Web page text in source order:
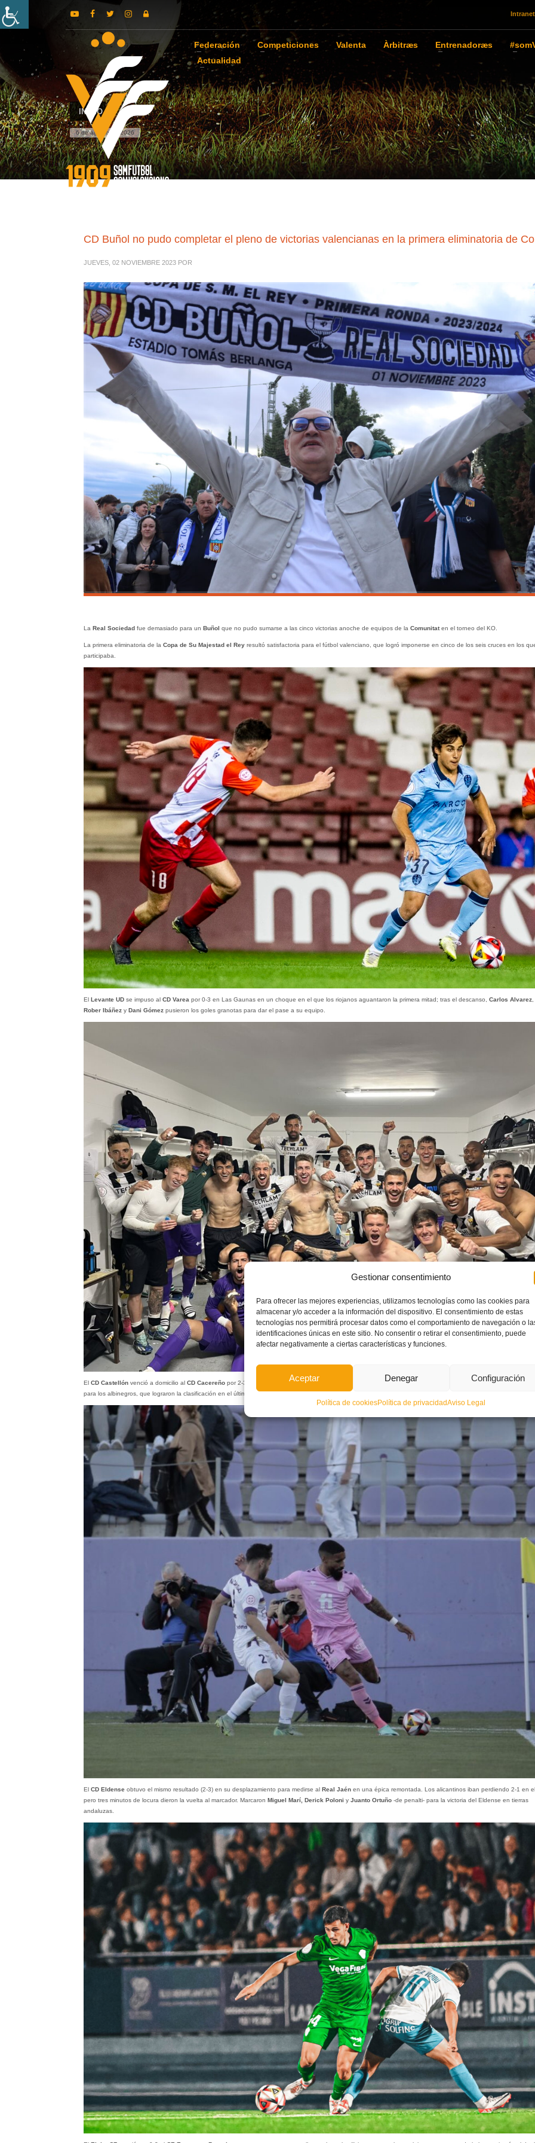
Gestionar consentimiento
Para ofrecer las mejores experiencias, utilizamos tecnologías como las cookies para
almacenar y/o acceder a la información del dispositivo. El consentimiento de estas
tecnologías nos permitirá procesar datos como el comportamiento de navegación o
identificaciones únicas en este sitio. No consentir o retirar el consentimiento, puede
afectar negativamente a ciertas características y funciones.
Aceptar Denegar Configuración
Política de cookiesPolítica de privacidadAviso Legal
Intranet
Federación Competiciones Valenta Àrbitræs Entrenadoræs
Actualidad
INICIO
6 de agosto de 2026
CD Buñol no pudo completar el pleno de victorias valencianas en la primera eliminatoria de
JUEVES, 02 NOVIEMBRE 2023 POR
La Real Sociedadfue demasiado para un Buñol que no pudo sumarse a las cinco victorias anoche de equipos de la Comunitaten el torneo del KO.
La primera eliminatoria de la Copa de Su Majestad el Reyresultó satisfactoria para el fútbol valenciano, que logró imponerse en cinco de los seis cruces en los
participaba.
El Levante UDse impuso al CD Vareapor 0-3 en Las Gaunas en un choque en el que los riojanos aguantaron la primera mitad; tras el descanso, Carlos Alvarez,
Rober Ibáñezy Dani Gómezpusieron los goles granotas para dar el pase a su equipo.
El CD Castellónvenció a domicilio al CD Cacereñopor 2-3 en un choque muy disputado que se tuvo que decidir en la prórroga. TraoréyGrønning
para los albinegros, que lograron la clasificación en el último aliento de la eliminatoria.
El CD Eldense obtuvo el mismo resultado (2-3) en su desplazamiento para medirse al Real Jaénen una épica remontada. Los alicantinos iban perdiendo 2-1 en el
pero tres minutos de locura dieron la vuelta al marcador. Marcaron Miguel Marí, Derick Poloni y Juanto Ortuño-de penalti- para la victoria del Eldense en tierras
andaluzas.